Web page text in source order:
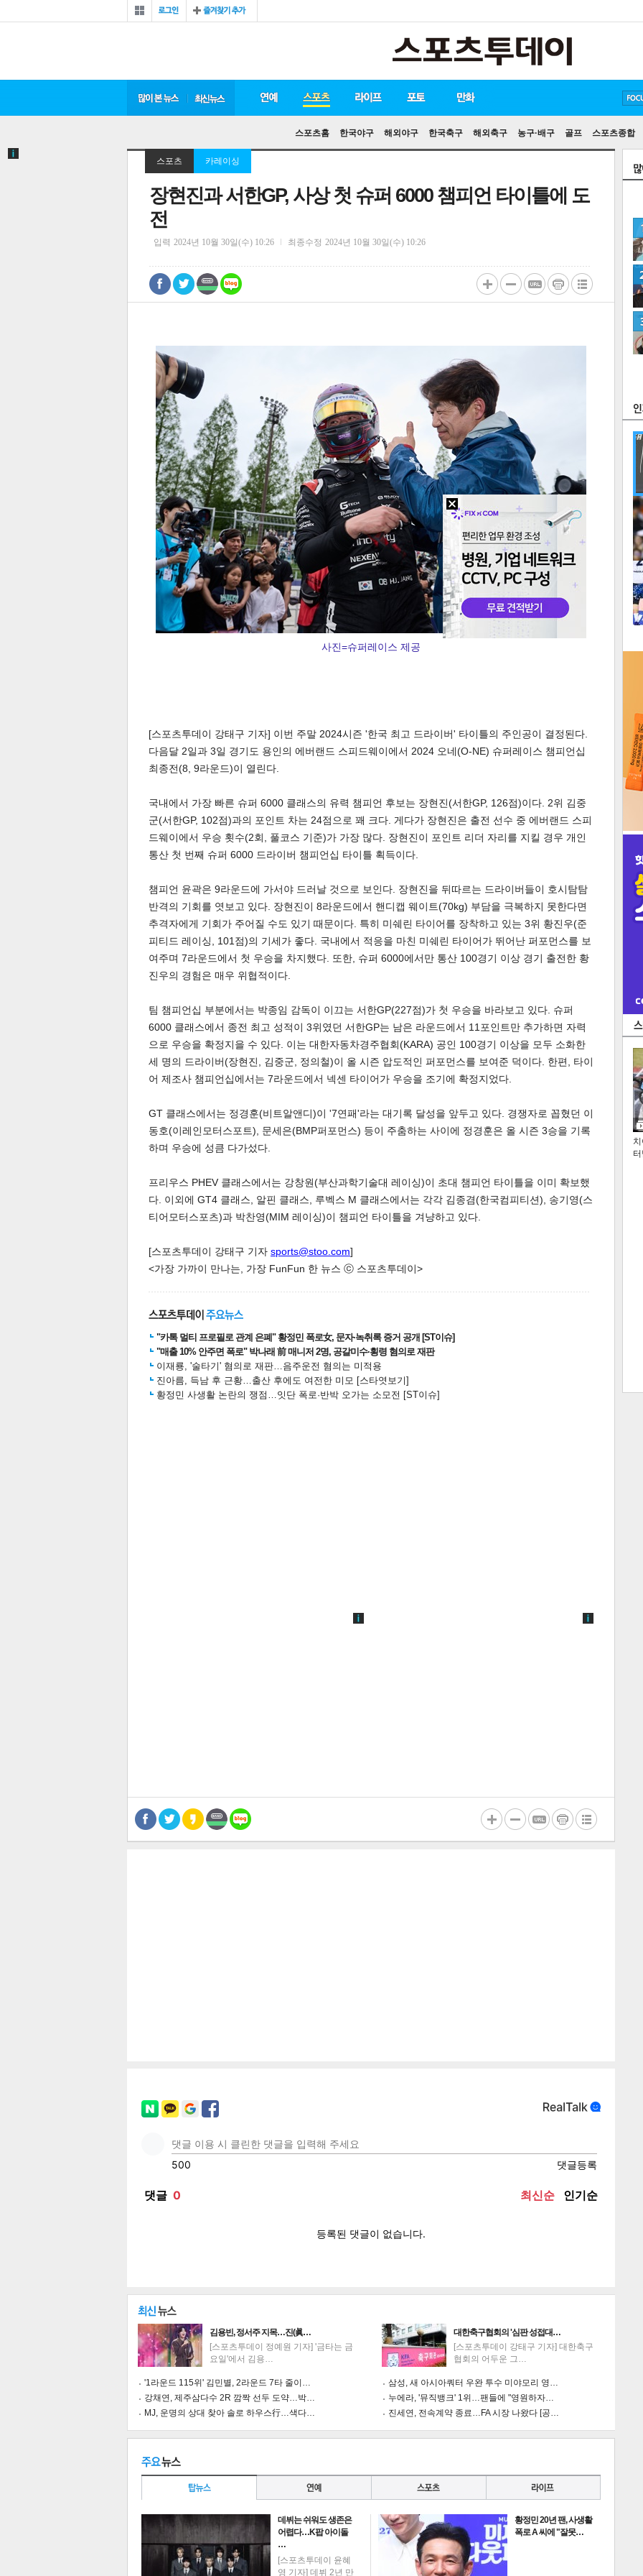
보
로그
인
즐겨찾기
많이 본 뉴스 최신 뉴스 연예 스포츠
스포츠홈 한국야구 해외야구 한국축구 해외축구 농구·배구 골프 스포츠종합
라이프 포토
만화
방탄소년단
손흥민
유아인
스포츠 카레이싱
장현진과 서한GP, 사상 첫 슈퍼 6000 챔피언 타이틀에 도
전
입력 2024년 10월 30일(수) 10:26 최종수정 2024년 10월 30일(수) 10:26
페이
스북
트위
터 공
밴드
공유
네이
버블
댓글
달기
0
url 복
사진=슈퍼레이스 제공
[스포츠투데이 강태구 기자] 이번 주말 2024시즌 '한국 최고 드라이버' 타이틀의 주인공이 결정된다.
다음달 2일과 3일 경기도 용인의 에버랜드 스피드웨이에서 2024 오네(O-NE) 슈퍼레이스 챔피언십
최종전(8, 9라운드)이 열린다.
국내에서 가장 빠른 슈퍼 6000 클래스의 유력 챔피언 후보는 장현진(서한GP, 126점)이다. 2위 김중
군(서한GP, 102점)과의 포인트 차는 24점으로 꽤 크다. 게다가 장현진은 출전 선수 중 에버랜드 스피
드웨이에서 우승 횟수(2회, 풀코스 기준)가 가장 많다. 장현진이 포인트 리더 자리를 지킬 경우 개인
통산 첫 번째 슈퍼 6000 드라이버 챔피언십 타이틀 획득이다.
챔피언 윤곽은 9라운드에 가서야 드러날 것으로 보인다. 장현진을 뒤따르는 드라이버들이 호시탐탐
반격의 기회를 엿보고 있다. 장현진이 8라운드에서 핸디캡 웨이트(70kg) 부담을 극복하지 못한다면
추격자에게 기회가 주어질 수도 있기 때문이다. 특히 미쉐린 타이어를 장착하고 있는 3위 황진우(준
피티드 레이싱, 101점)의 기세가 좋다. 국내에서 적응을 마친 미쉐린 타이어가 뛰어난 퍼포먼스를 보
여주며 7라운드에서 첫 우승을 차지했다. 또한, 슈퍼 6000에서만 통산 100경기 이상 경기 출전한 황
진우의 경험은 매우 위협적이다.
팀 챔피언십 부분에서는 박종임 감독이 이끄는 서한GP(227점)가 첫 우승을 바라보고 있다. 슈퍼
6000 클래스에서 종전 최고 성적이 3위였던 서한GP는 남은 라운드에서 11포인트만 추가하면 자력
으로 우승을 확정지을 수 있다. 이는 대한자동차경주협회(KARA) 공인 100경기 이상을 모두 소화한
세 명의 드라이버(장현진, 김중군, 정의철)이 올 시즌 압도적인 퍼포먼스를 보여준 덕이다. 한편, 타이
어 제조사 챔피언십에서는 7라운드에서 넥센 타이어가 우승을 조기에 확정지었다.
GT 클래스에서는 정경훈(비트알앤디)이 '7연패'라는 대기록 달성을 앞두고 있다. 경쟁자로 꼽혔던 이
동호(이레인모터스포트), 문세은(BMP퍼포먼스) 등이 주춤하는 사이에 정경훈은 올 시즌 3승을 기록
하며 우승에 성큼 다가섰다.
프리우스 PHEV 클래스에서는 강창원(부산과학기술대 레이싱)이 초대 챔피언 타이틀을 이미 확보했
다. 이외에 GT4 클래스, 알핀 클래스, 루벡스 M 클래스에서는 각각 김종겸(한국컴피티션), 송기영(스
티어모터스포츠)과 박찬영(MIM 레이싱)이 챔피언 타이틀을 겨냥하고 있다.
[스포츠투데이 강태구 기자 sports@stoo.com]
<가장 가까이 만나는, 가장 FunFun 한 뉴스 ⓒ 스포츠투데이>
"카톡 멀티 프로필로 관계 은폐" 황정민 폭로女, 문자·녹취록 증거 공개 [ST이슈]
"매출 10% 안주면 폭로" 박나래 前 매니저 2명, 공갈미수·횡령 혐의로 재판
이재룡, '술타기' 혐의로 재판…음주운전 혐의는 미적용
진아름, 득남 후 근황…출산 후에도 여전한 미모 [스타엿보기]
황정민 사생활 논란의 쟁점…잇단 폭로·반박 오가는 소모전 [ST이슈]
트위 카카 인쇄 목록
김용빈, 정서주 지목…진(眞…
[스포츠투데이 정예원 기자] '금타는 금
요일'에서 김용…
'1라운드 115위' 김민별, 2라운드 7타 줄이…
강채연, 제주삼다수 2R 깜짝 선두 도약…박…
MJ, 운명의 상대 찾아 솔로 하우스行…색다…
대한축구협회의 '심판 성접대…
[스포츠투데이 강태구 기자] 대한축구
협회의 어두운 그…
삼성, 새 아시아쿼터 우완 투수 미야모리 영…
누에라, '뮤직뱅크' 1위…팬들에 "영원하자…
진세연, 전속계약 종료…FA 시장 나왔다 [공…
데뷔는 쉬워도 생존은
어렵다…K팝 아이돌
…
[스포츠투데이 윤혜
영 기자] 데뷔 2년 만
황정민 20년 팬, 사생활
폭로 A 씨에 "잘못…
연예
2